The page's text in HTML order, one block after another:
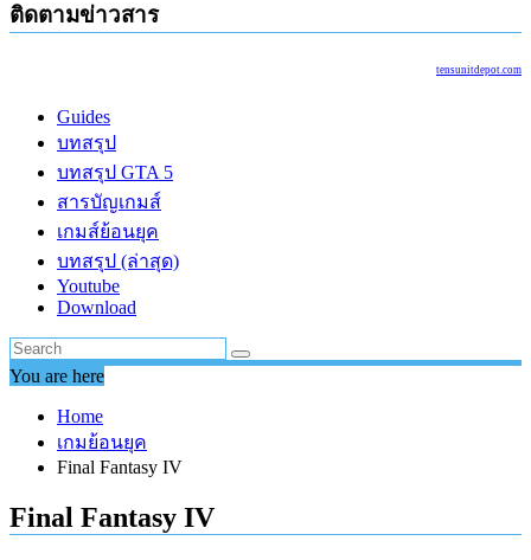
ติดตามข่าวสาร
tensunitdepot.com
Guides
บทสรุป
บทสรุป GTA 5
สารบัญเกมส์
เกมส์ย้อนยุค
บทสรุป (ล่าสุด)
Youtube
Download
You are here
Home
เกมย้อนยุค
Final Fantasy IV
Final Fantasy IV